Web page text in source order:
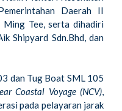
Daerah II
Tee, serta dihadiri
Shipyard Sdn.Bhd, dan
dan Tug Boat SML 105
Coastal Voyage (NCV),
pada pelayaran jarak